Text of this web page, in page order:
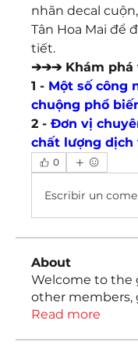
nhãn decal
Tân Hoa Mai để
tiết.
➔➔➔ Khám phá
1 - Một số công
chuộng phổ
2 - Đơn vị
chất lượng
0
Escribir un
About
Welcome to the
other members,
Read more